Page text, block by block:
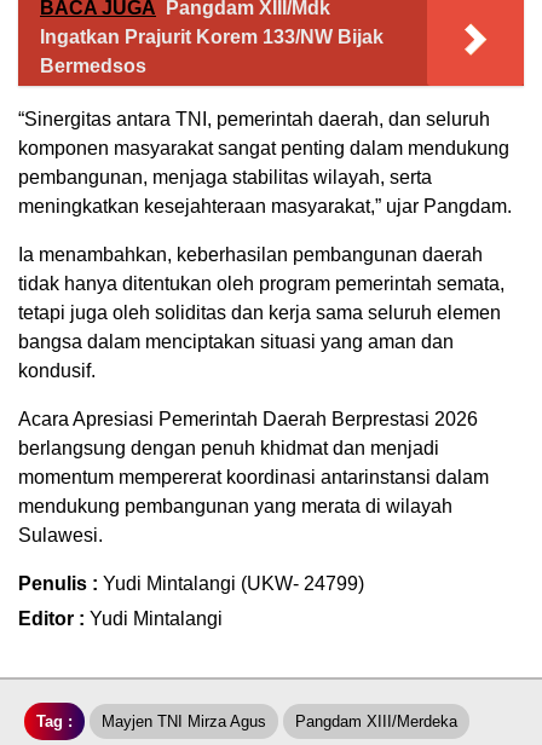
BACA JUGA
Pangdam XIII/Mdk
Ingatkan Prajurit Korem 133/NW Bijak
Bermedsos
“Sinergitas antara TNI, pemerintah daerah, dan seluruh
komponen masyarakat sangat penting dalam mendukung
pembangunan, menjaga stabilitas wilayah, serta
meningkatkan kesejahteraan masyarakat,” ujar Pangdam.
Ia menambahkan, keberhasilan pembangunan daerah
tidak hanya ditentukan oleh program pemerintah semata,
tetapi juga oleh soliditas dan kerja sama seluruh elemen
bangsa dalam menciptakan situasi yang aman dan
kondusif.
Acara Apresiasi Pemerintah Daerah Berprestasi 2026
berlangsung dengan penuh khidmat dan menjadi
momentum mempererat koordinasi antarinstansi dalam
mendukung pembangunan yang merata di wilayah
Sulawesi.
Penulis : Yudi Mintalangi (UKW- 24799)
Editor : Yudi Mintalangi
Tag : Mayjen TNI Mirza Agus Pangdam XIII/Merdeka